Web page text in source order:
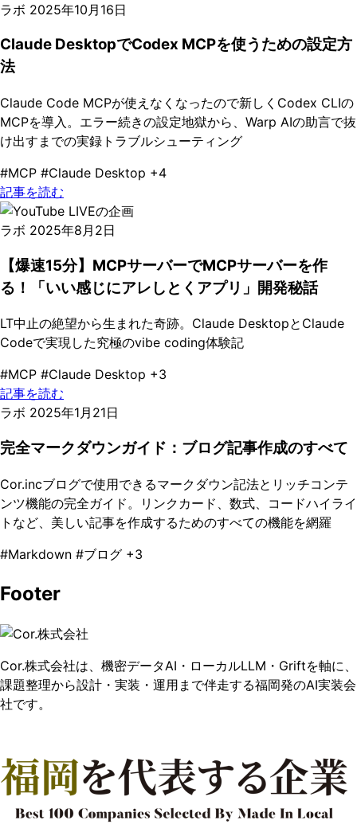
ラボ 2025年10月16日
Claude DesktopでCodex MCPを使うための設定方
法
Claude Code MCPが使えなくなったので新しくCodex CLIの
MCPを導入。エラー続きの設定地獄から、Warp AIの助言で抜
け出すまでの実録トラブルシューティング
#MCP #Claude Desktop +4
記事を読む
ラボ 2025年8月2日
【爆速15分】MCPサーバーでMCPサーバーを作
る！「いい感じにアレしとくアプリ」開発秘話
LT中止の絶望から生まれた奇跡。Claude DesktopとClaude
Codeで実現した究極のvibe coding体験記
#MCP #Claude Desktop +3
記事を読む
ラボ 2025年1月21日
完全マークダウンガイド：ブログ記事作成のすべて
Cor.incブログで使用できるマークダウン記法とリッチコンテ
ンツ機能の完全ガイド。リンクカード、数式、コードハイライ
トなど、美しい記事を作成するためのすべての機能を網羅
#Markdown #ブログ +3
Footer
Cor.株式会社は、機密データAI・ローカルLLM・Griftを軸に、
課題整理から設計・実装・運用まで伴走する福岡発のAI実装会
社です。